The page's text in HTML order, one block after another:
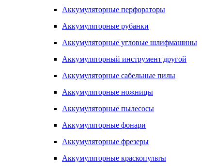
Аккумуляторные перфораторы
Аккумуляторные рубанки
Аккумуляторные угловые шлифмашины
Аккумуляторный инструмент другой
Аккумуляторные сабельные пилы
Аккумуляторные ножницы
Аккумуляторные пылесосы
Аккумуляторные фонари
Аккумуляторные фрезеры
Аккумуляторные краскопульты